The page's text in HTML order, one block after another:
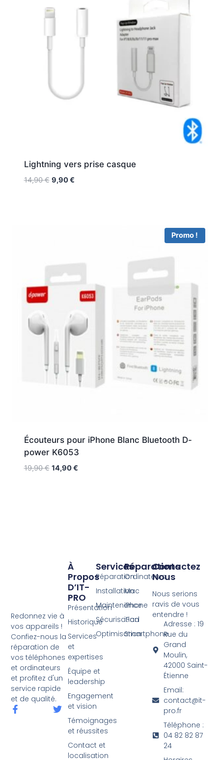
Lightning vers prise casque
14,90€ 9,90€
Promo !
Écouteurs pour iPhone Blanc Bluetooth D-
power K6053
19,90€ 14,90€
Redonnez vie à
vos appareils !
Confiez-nous la
réparation de
vos téléphones
et ordinateurs
et profitez d'un
service rapide
et de qualité.
Réparations
Ordinateurs
Mac
iPhone
iPad
Smartphone
Services
Réparation
Installation
Maintenance
Sécurisation
Optimisation
À
Propos
D’IT-
PRO
Présentation
Historique
Services
et
expertises
Équipe et
leadership
Engagement
et vision
Témoignages
et réussites
Contact et
localisation
Contactez
Nous
Nous serions
ravis de vous
entendre !
Adresse : 19
Rue du
Grand
Moulin,
42000 Saint-
Étienne
Email:
contact@it-
pro.fr
Téléphone :
04 82 82 87
24